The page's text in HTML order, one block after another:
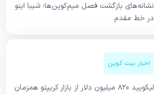
نشانه‌های بازگشت فصل میم‌کوین‌ها؛ شیبا اینو
در خط مقدم
اخبار بیت کوین
لیکویید ۸۲۰ میلیون دلار از بازار کریپتو همزمان